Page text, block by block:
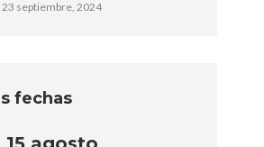
23 septiembre, 2024
fechas